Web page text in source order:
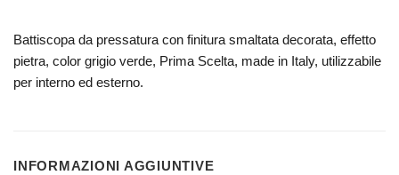
Battiscopa da pressatura con finitura smaltata decorata, effetto
pietra, color grigio verde, Prima Scelta, made in Italy, utilizzabile
per interno ed esterno.
INFORMAZIONI AGGIUNTIVE